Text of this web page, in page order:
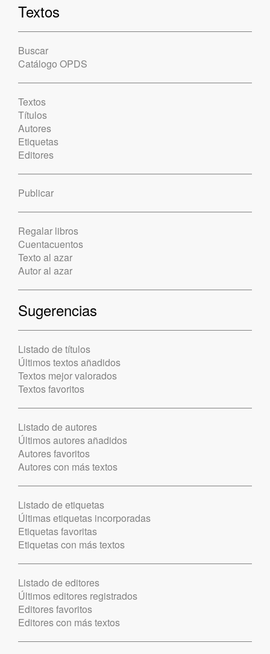
Textos
Buscar
Catálogo OPDS
Textos
Títulos
Autores
Etiquetas
Editores
Publicar
Regalar libros
Cuentacuentos
Texto al azar
Autor al azar
Sugerencias
Listado de títulos
Últimos textos añadidos
Textos mejor valorados
Textos favoritos
Listado de autores
Últimos autores añadidos
Autores favoritos
Autores con más textos
Listado de etiquetas
Últimas etiquetas incorporadas
Etiquetas favoritas
Etiquetas con más textos
Listado de editores
Últimos editores registrados
Editores favoritos
Editores con más textos